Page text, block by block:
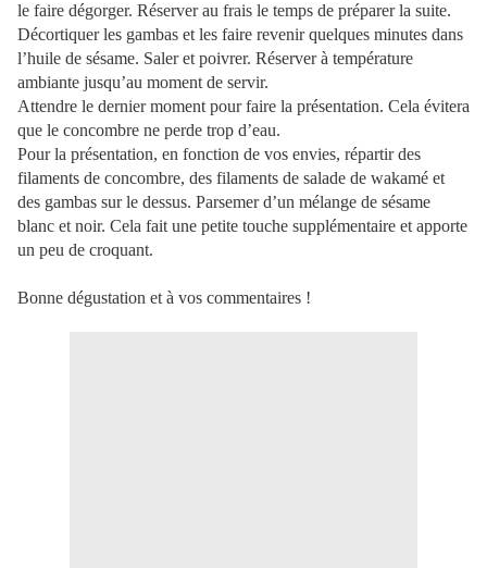
le faire dégorger. Réserver au frais le temps de préparer la suite.
Décortiquer les gambas et les faire revenir quelques minutes dans
l’huile de sésame. Saler et poivrer. Réserver à température
ambiante jusqu’au moment de servir.
Attendre le dernier moment pour faire la présentation. Cela évitera
que le concombre ne perde trop d’eau.
Pour la présentation, en fonction de vos envies, répartir des
filaments de concombre, des filaments de salade de wakamé et
des gambas sur le dessus. Parsemer d’un mélange de sésame
blanc et noir. Cela fait une petite touche supplémentaire et apporte
un peu de croquant.
Bonne dégustation et à vos commentaires !